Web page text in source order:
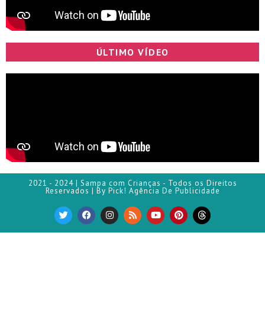
ÚLTIMO VÍDEO
2021 - 2024 | Sampa com Crianças - Todos os Direitos
Reservados | By Pick! Agência De Publicidade